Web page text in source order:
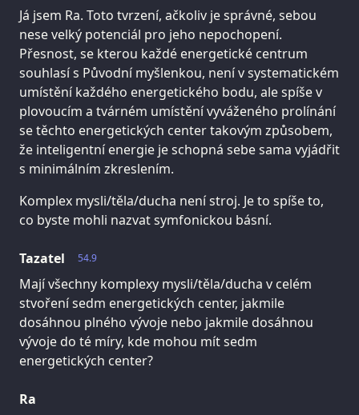
Já jsem Ra. Toto tvrzení, ačkoliv je správné, sebou
nese velký potenciál pro jeho nepochopení.
Přesnost, se kterou každé energetické centrum
souhlasí s Původní myšlenkou, není v systematickém
umístění každého energetického bodu, ale spíše v
plovoucím a tvárném umístění vyváženého prolínání
se těchto energetických center takovým způsobem,
že inteligentní energie je schopná sebe sama vyjádřit
s minimálním zkreslením.
Komplex mysli/těla/ducha není stroj. Je to spíše to,
co byste mohli nazvat symfonickou básní.
54.9
Tazatel
Mají všechny komplexy mysli/těla/ducha v celém
stvoření sedm energetických center, jakmile
dosáhnou plného vývoje nebo jakmile dosáhnou
vývoje do té míry, kde mohou mít sedm
energetických center?
Ra